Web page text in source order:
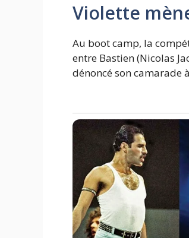
Violette
Au boot camp, la
entre Bastien (Nicolas
dénoncé son camarade